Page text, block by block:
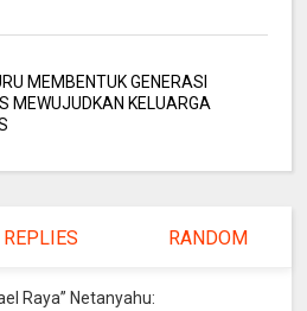
MEMBENTUK GENERASI
MEWUJUDKAN KELUARGA
REPLIES RANDOM
Raya” Netanyahu: